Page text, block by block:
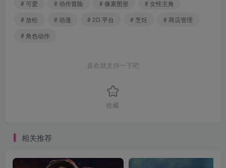
# 可爱
# 动作冒险 # 像素图形
# 女性主角
# 放松
# 动漫 # 2D 平台 # 烹饪
# 商店管理
# 角色动作
喜欢就支持一下吧
收藏
相关推荐